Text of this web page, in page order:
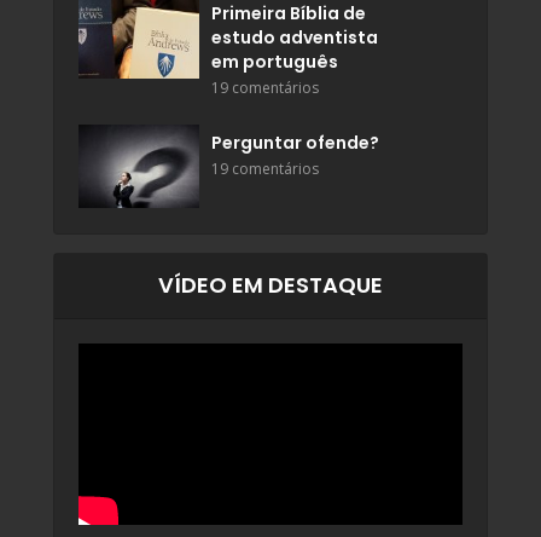
Primeira Bíblia de
estudo adventista
em português
19 comentários
Perguntar ofende?
19 comentários
VÍDEO EM DESTAQUE